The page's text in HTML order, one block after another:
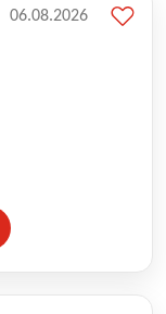
06.08.2026